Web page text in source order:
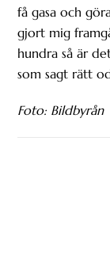
få gasa och
gjort mig
hundra så är
som sagt rätt
Foto: Bildbyrån